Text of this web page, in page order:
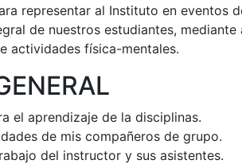
representar al Instituto en eventos
de nuestros estudiantes,
actividades física-mentales.
el aprendizaje de la disciplinas.
de mis compañeros de grupo.
del instructor y sus asistentes.